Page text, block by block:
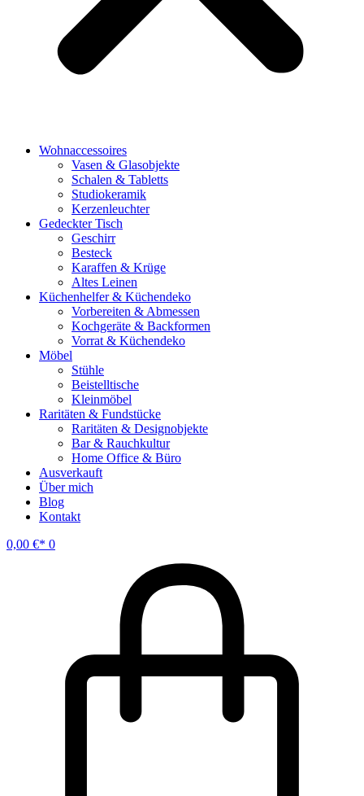
Wohnaccessoires
Vasen & Glasobjekte
Schalen & Tabletts
Studiokeramik
Kerzenleuchter
Gedeckter Tisch
Geschirr
Besteck
Karaffen & Krüge
Altes Leinen
Küchenhelfer & Küchendeko
Vorbereiten & Abmessen
Kochgeräte & Backformen
Vorrat & Küchendeko
Möbel
Stühle
Beistelltische
Kleinmöbel
Raritäten & Fundstücke
Raritäten & Designobjekte
Bar & Rauchkultur
Home Office & Büro
Ausverkauft
Über mich
Blog
Kontakt
0,00 € 0